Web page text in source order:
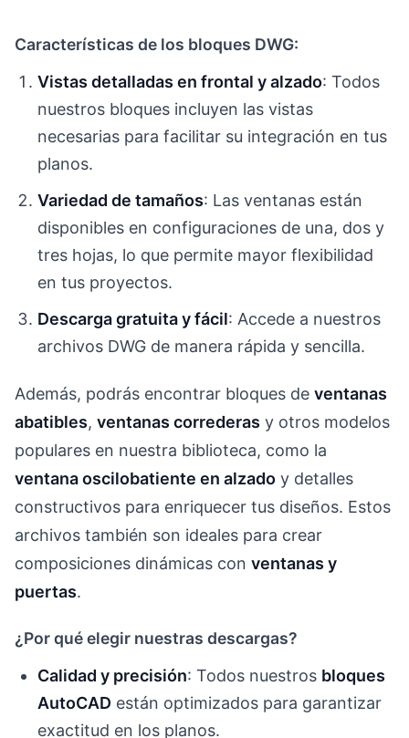
Características de los bloques DWG:
Vistas detalladas en frontal y alzado: Todos
nuestros bloques incluyen las vistas
necesarias para facilitar su integración en tus
planos.
Variedad de tamaños: Las ventanas están
disponibles en configuraciones de una, dos y
tres hojas, lo que permite mayor flexibilidad
en tus proyectos.
Descarga gratuita y fácil: Accede a nuestros
archivos DWG de manera rápida y sencilla.
Además, podrás encontrar bloques de ventanas
abatibles, ventanas correderas y otros modelos
populares en nuestra biblioteca, como la
ventana oscilobatiente en alzado y detalles
constructivos para enriquecer tus diseños. Estos
archivos también son ideales para crear
composiciones dinámicas con ventanas y
puertas.
¿Por qué elegir nuestras descargas?
Calidad y precisión: Todos nuestros bloques
AutoCAD están optimizados para garantizar
exactitud en los planos.